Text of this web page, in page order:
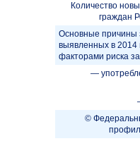
Количество
граждан
Основные причины
выявленных в 2014
факторами риска
—
©